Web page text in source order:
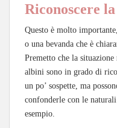
Riconoscere
Questo è molto
o una bevanda che è
Premetto che la
albini sono in grado di
un po’ sospette, ma
confonderle con le
esempio.